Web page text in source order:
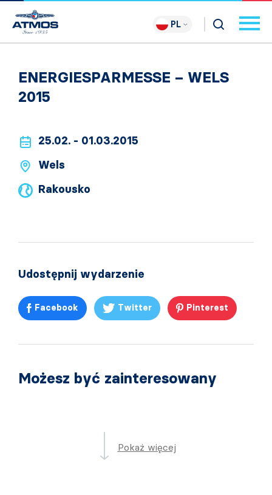
PL
ENERGIESPARMESSE – WELS
2015
25.02. - 01.03.2015
Wels
Rakousko
Udostępnij wydarzenie
Facebook Twitter Pinterest
Możesz być zainteresowany
Pokaż więcej